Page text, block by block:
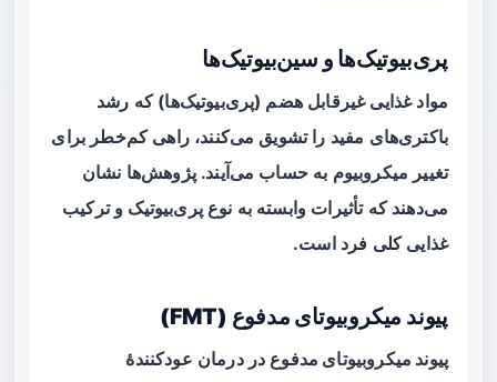
پری‌بیوتیک‌ها و سین‌بیوتیک‌ها
مواد غذایی غیرقابل هضم (پری‌بیوتیک‌ها) که رشد
باکتری‌های مفید را تشویق می‌کنند، راهی کم‌خطر برای
تغییر میکروبیوم به حساب می‌آیند. پژوهش‌ها نشان
می‌دهند که تأثیرات وابسته به نوع پری‌بیوتیک و ترکیب
غذایی کلی فرد است.
پیوند میکروبیوتای مدفوع (FMT)
پیوند میکروبیوتای مدفوع در درمان عودکنندهٔ